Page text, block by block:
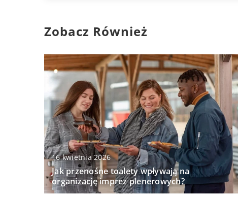
Zobacz Również
16 kwietnia 2026
Jak przenośne toalety wpływają na
organizację imprez plenerowych?